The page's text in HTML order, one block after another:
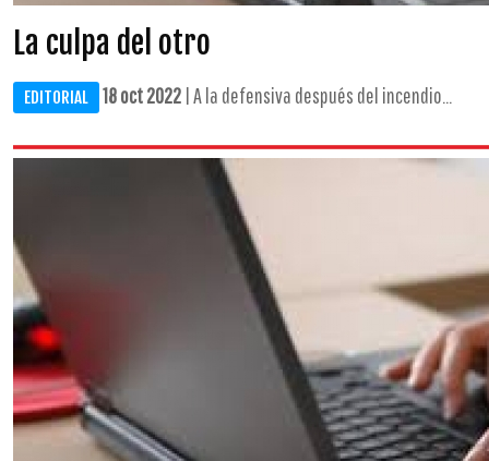
La culpa del otro
EDITORIAL 18 oct 2022 | A la defensiva después del incendio...